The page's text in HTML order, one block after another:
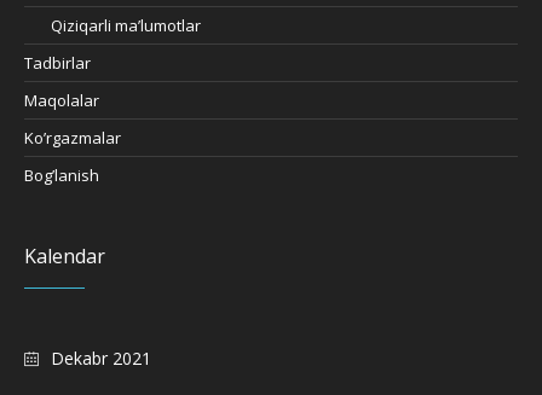
Qiziqarli ma’lumotlar
Tadbirlar
Maqolalar
Ko’rgazmalar
Bog’lanish
Kalendar
Dekabr 2021